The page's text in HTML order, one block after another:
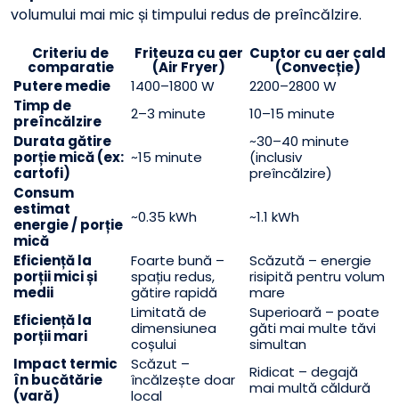
volumului mai mic și timpului redus de preîncălzire.
Criteriu de
comparatie
Friteuza cu aer
(Air Fryer)
Cuptor cu aer cald
(Convecție)
Putere medie
1400–1800 W
2200–2800 W
Timp de
preîncălzire
2–3 minute
10–15 minute
Durata gătire
porție mică (ex:
cartofi)
~15 minute
~30–40 minute
(inclusiv
preîncălzire)
Consum
estimat
energie / porție
mică
~0.35 kWh ~1.1 kWh
Eficiență la
porții mici și
medii
Foarte bună –
spațiu redus,
gătire rapidă
Scăzută – energie
risipită pentru volum
mare
Eficiență la
porții mari
Limitată de
dimensiunea
coșului
Superioară – poate
găti mai multe tăvi
simultan
Impact termic
în bucătărie
(vară)
Scăzut –
încălzește doar
local
Ridicat – degajă
mai multă căldură